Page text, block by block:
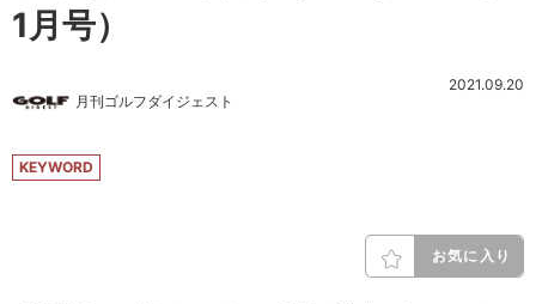
1月号）
月刊ゴルフダイジェスト
2021.09.20
KEYWORD
お気に入り